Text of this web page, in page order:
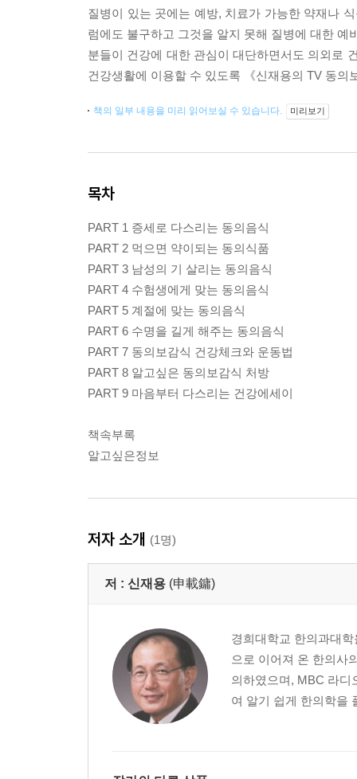
질병이 있는 곳에는 예방, 치료가 가능한 약재나
럼에도 불구하고 그것을 알지 못해 질병에 대한
분들이 건강에 대한 관심이 대단하면서도 의외로
건강생활에 이용할 수 있도록 《신재용의 TV 동의
책의 일부 내용을 미리 읽어보실 수 있습니다. 미리보기
목차
PART 1 증세로 다스리는 동의음식
PART 2 먹으면 약이되는 동의식품
PART 3 남성의 기 살리는 동의음식
PART 4 수험생에게 맞는 동의음식
PART 5 계절에 맞는 동의음식
PART 6 수명을 길게 해주는 동의음식
PART 7 동의보감식 건강체크와 운동법
PART 8 알고싶은 동의보감식 처방
PART 9 마음부터 다스리는 건강에세이
책속부록
알고싶은정보
저자 소개 (1명)
저 : 신재용 (申載鏞)
경희대학교 한의과대
으로 이어져 온 한의사
의하였으며, MBC 라디
여 알기 쉽게 한의학을